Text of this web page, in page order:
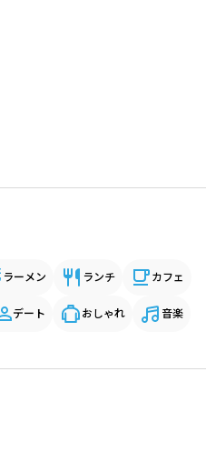
ラーメン ランチ カフェ
デート おしゃれ 音楽